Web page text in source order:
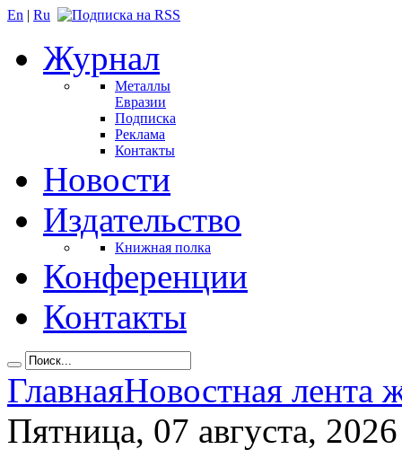
En | Ru
Журнал
Металлы
Евразии
Подписка
Реклама
Контакты
Новости
Издательство
Книжная полка
Конференции
Контакты
ГлавнаяНовостная лента
Пятница, 07 августа, 2026